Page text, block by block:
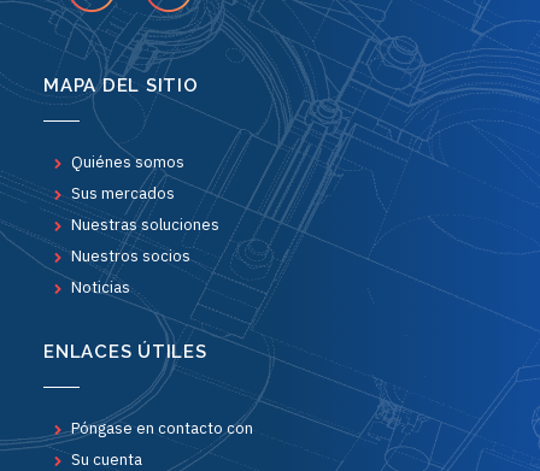
MAPA DEL SITIO
Quiénes somos
Sus mercados
Nuestras soluciones
Nuestros socios
Noticias
ENLACES ÚTILES
Póngase en contacto con
Su cuenta